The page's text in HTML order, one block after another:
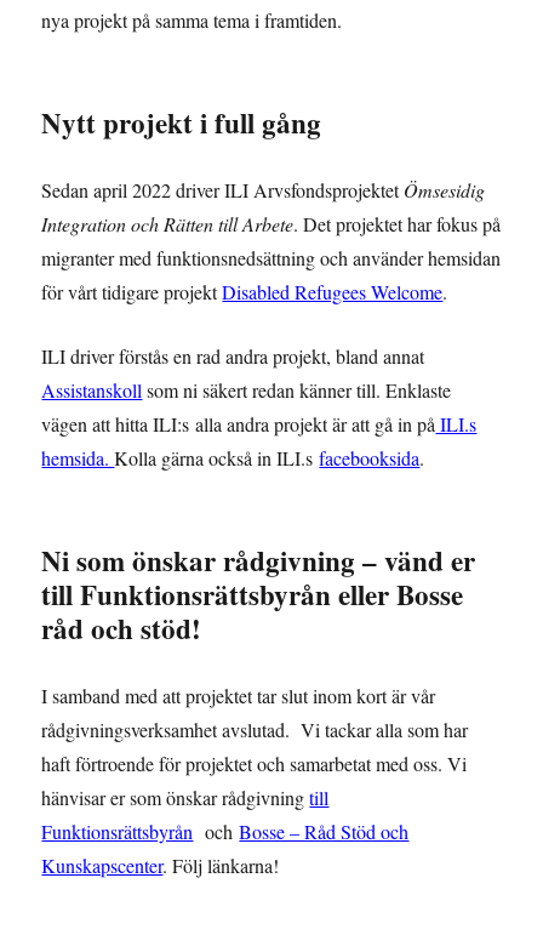
nya projekt på samma tema i framtiden.
Nytt projekt i full gång
Sedan april 2022 driver ILI ArvsfondsprojektetÖmsesidig
Integration och Rätten till Arbete. Det projektet har fokus på
migranter med funktionsnedsättning och använder hemsidan
för vårt tidigare projektDisabled Refugees Welcome.
ILI driver förstås en rad andra projekt, bland annat
Assistanskoll som ni säkert redan känner till. Enklaste
vägen att hitta ILI:s alla andra projekt är att gå in på ILI.s
hemsida.Kolla gärna också in ILI.sfacebooksida.
Ni som önskar rådgivning – vänd er
till Funktionsrättsbyrån eller Bosse
råd och stöd!
I samband med att projektet tar slut inom kort är vår
rådgivningsverksamhet avslutad. Vi tackar alla som har
haft förtroende för projektet och samarbetat med oss. Vi
hänvisar er som önskar rådgivningtill
Funktionsrättsbyrån ochBosse – Råd Stöd och
Kunskapscenter. Följ länkarna!